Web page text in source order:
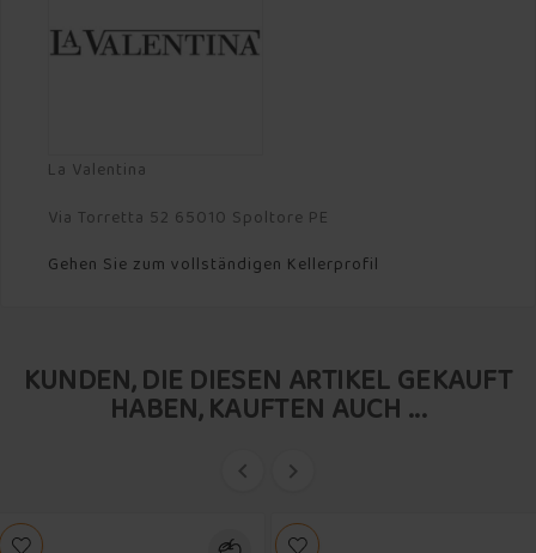
La Valentina
Via Torretta 52 65010 Spoltore PE
Gehen Sie zum vollständigen Kellerprofil
KUNDEN, DIE DIESEN ARTIKEL GEKAUFT
HABEN, KAUFTEN AUCH ...
 